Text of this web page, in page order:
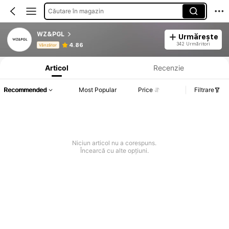
Căutare în magazin
WZ&PGL
Vânzător 4.86
Urmărește
342 Urmăritori
Informații despre produs: Divulgarea prețului, detalii privind vânzările și stocul.
Articol Recenzie
Recommended Most Popular Price Filtrare
Niciun articol nu a corespuns.
Încearcă cu alte opțiuni.